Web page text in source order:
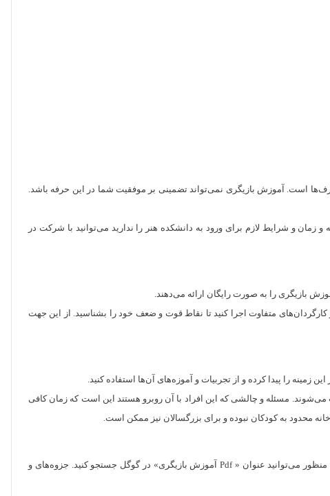
است. آموزش بازیگری نمی‌تواند تضمینی بر موفقیت شما در این حرفه‌ باشد.
و شرایط لازم برای ورود به دانشکده هنر را ندارید می‌توانید با شرکت در
بازیگری را به صورت رایگان ارائه می‌دهند.
متفاوت اجرا کنید تا نقاط قوت و ضعف خود را بشناسید. از این جهت
را پیدا کرده و از تجربیات و آموزه‌های آن‌ها استفاده کنید.
می‌شوند. مسئله و چالشی که این افراد با آن روبرو هستند این است که زمان کافی
محدود به کودکان نبوده و برای بزرگسالان نیز ممکن است.
در صورتی که تمایل به یادگیری بازیگری دارید توصیه می‌شود قبل از ثبت‌نام در هر دوره‌ای کمی اطلاعات تئوری و اولیه در مورد آن جمع‌آوری کنید. برای این منظور می‌توانید عنوان « Pdf آموزش بازیگری» در گوگل جستجو کنید. جزوه‌های و